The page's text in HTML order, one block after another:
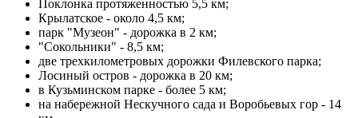
Поклонка протяженностью 5,5 км;
Крылатское - около 4,5 км;
парк "Музеон" - дорожка в 2 км;
"Сокольники" - 8,5 км;
две трехкилометровых дорожки Филевского парка;
Лосиный остров - дорожка в 20 км;
в Кузьминском парке - более 5 км;
на набережной Нескучного сада и Воробьевых гор - 14